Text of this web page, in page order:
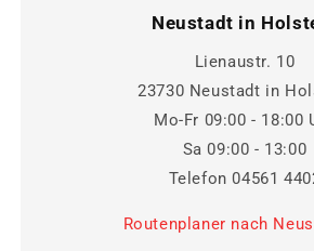
Neustadt in
Lienaustr. 10
23730 Neustadt in
Mo-Fr 09:00 - 18:00
Sa 09:00 - 13:00
Telefon 04561
Routenplaner nach